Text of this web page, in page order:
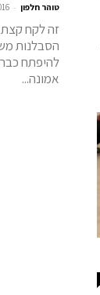
טוהר חלפון -
זה לקח
הסבלנות
להיפתח
אמונה...